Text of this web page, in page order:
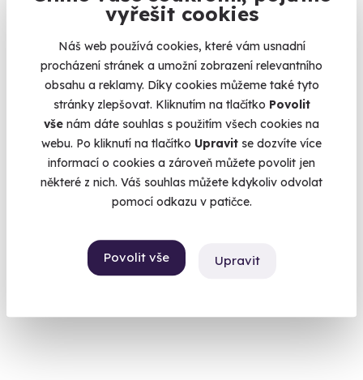
vyřešit cookies
Náš web používá cookies, které vám usnadní
procházení stránek a umožní zobrazení relevantního
obsahu a reklamy. Díky cookies můžeme také tyto
stránky zlepšovat. Kliknutím na tlačítko Povolit
vše nám dáte souhlas s použitím všech cookies na
webu. Po kliknutí na tlačítko Upravit se dozvíte více
informací o cookies a zároveň můžete povolit jen
některé z nich. Váš souhlas můžete kdykoliv odvolat
pomocí odkazu v patičce.
Povolit vše Upravit
9.7
Volný termín už 17. 08. 2026
Ošetřovatelem v ZOO
Brno (Brno-město)